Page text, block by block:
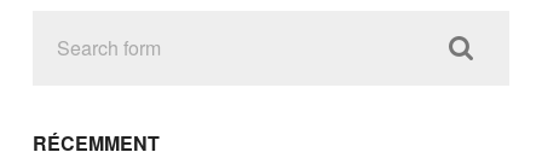
RÉCEMMENT